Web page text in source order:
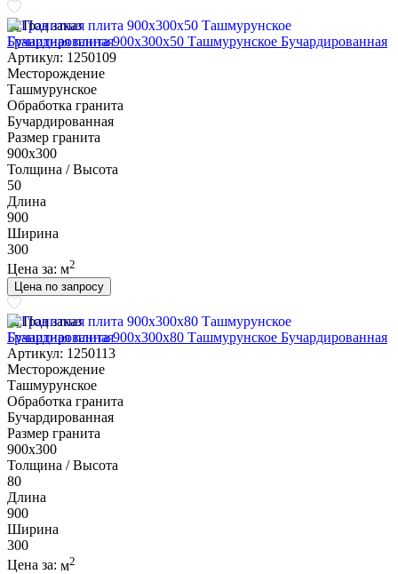
Под заказ
Гранитная плита 900х300x50 Ташмурунское Бучардированная
Артикул: 1250109
Месторождение
Ташмурунское
Обработка гранита
Бучардированная
Размер гранита
900х300
Толщина / Высота
50
Длина
900
Ширина
300
Цена за: м2
Цена по запросу
Под заказ
Гранитная плита 900х300x80 Ташмурунское Бучардированная
Артикул: 1250113
Месторождение
Ташмурунское
Обработка гранита
Бучардированная
Размер гранита
900х300
Толщина / Высота
80
Длина
900
Ширина
300
Цена за: м2